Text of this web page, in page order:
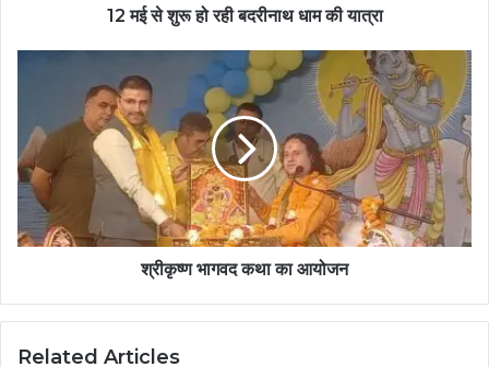
12 मई से शुरू हो रही बदरीनाथ धाम की यात्रा
श्रीकृष्ण भागवद कथा का आयोजन
Related Articles